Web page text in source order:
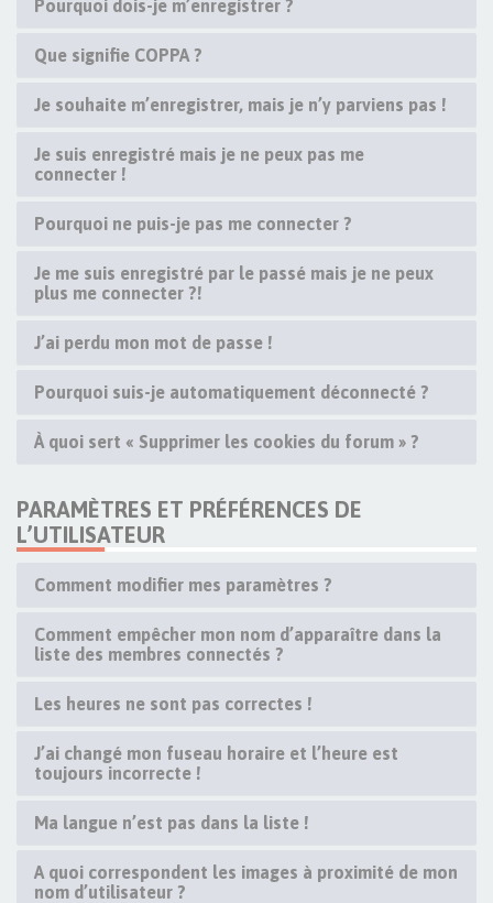
Pourquoi dois-je m’enregistrer ?
Que signifie COPPA ?
Je souhaite m’enregistrer, mais je n’y parviens pas !
Je suis enregistré mais je ne peux pas me
connecter !
Pourquoi ne puis-je pas me connecter ?
Je me suis enregistré par le passé mais je ne peux
plus me connecter ?!
J’ai perdu mon mot de passe !
Pourquoi suis-je automatiquement déconnecté ?
À quoi sert « Supprimer les cookies du forum » ?
PARAMÈTRES ET PRÉFÉRENCES DE
L’UTILISATEUR
Comment modifier mes paramètres ?
Comment empêcher mon nom d’apparaître dans la
liste des membres connectés ?
Les heures ne sont pas correctes !
J’ai changé mon fuseau horaire et l’heure est
toujours incorrecte !
Ma langue n’est pas dans la liste !
A quoi correspondent les images à proximité de mon
nom d’utilisateur ?